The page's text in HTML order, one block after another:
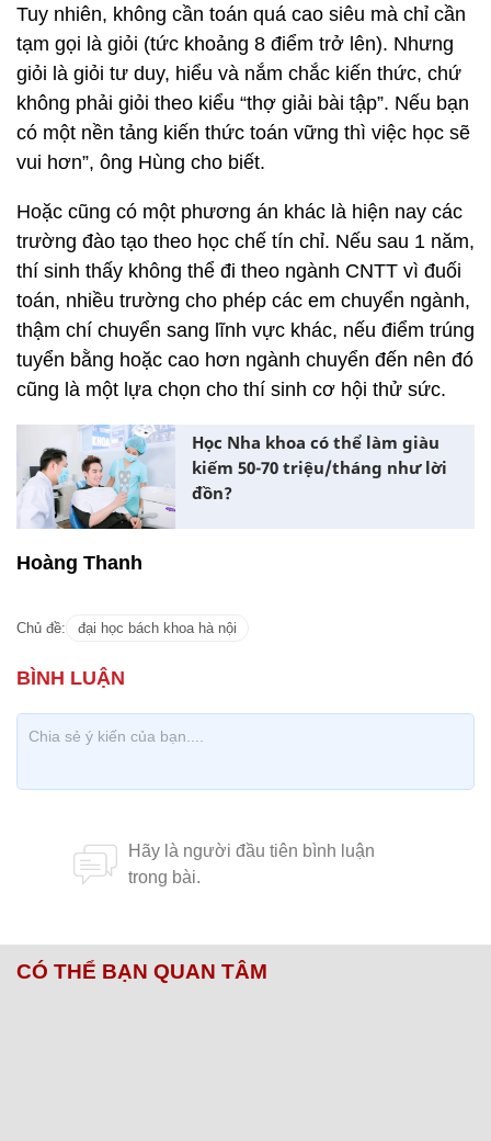
Tuy nhiên, không cần toán quá cao siêu mà chỉ cần
tạm gọi là giỏi (tức khoảng 8 điểm trở lên). Nhưng
giỏi là giỏi tư duy, hiểu và nắm chắc kiến thức, chứ
không phải giỏi theo kiểu “thợ giải bài tập”. Nếu bạn
có một nền tảng kiến thức toán vững thì việc học sẽ
vui hơn”, ông Hùng cho biết.
Hoặc cũng có một phương án khác là hiện nay các
trường đào tạo theo học chế tín chỉ. Nếu sau 1 năm,
thí sinh thấy không thể đi theo ngành CNTT vì đuối
toán, nhiều trường cho phép các em chuyển ngành,
thậm chí chuyển sang lĩnh vực khác, nếu điểm trúng
tuyển bằng hoặc cao hơn ngành chuyển đến nên đó
cũng là một lựa chọn cho thí sinh cơ hội thử sức.
Học Nha khoa có thể làm giàu
kiếm 50-70 triệu/tháng như lời
đồn?
Hoàng Thanh
Chủ đề: đại học bách khoa hà nội
CÓ THỂ BẠN QUAN TÂM